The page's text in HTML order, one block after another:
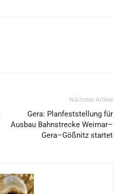
Nächster Artikel
Gera: Planfeststellung für
Ausbau Bahnstrecke Weimar–
Gera–Gößnitz startet